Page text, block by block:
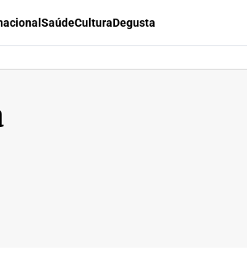
SaúdeCulturaDegusta